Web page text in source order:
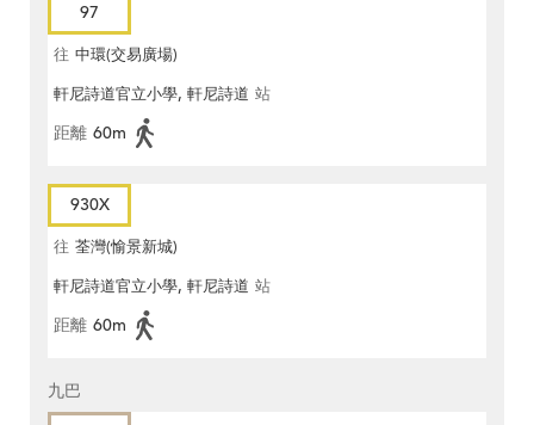
97
往 中環(交易廣場)
軒尼詩道官立小學, 軒尼詩道 站
距離 60m
930X
往 荃灣(愉景新城)
軒尼詩道官立小學, 軒尼詩道 站
距離 60m
九巴